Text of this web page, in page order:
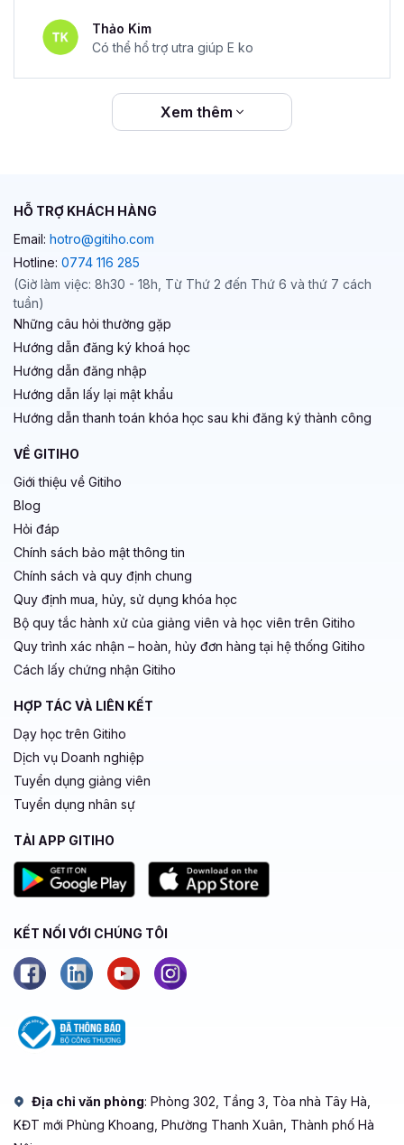
Thảo Kim
Có thể hổ trợ utra giúp E ko
Xem thêm
HỖ TRỢ KHÁCH HÀNG
Email: hotro@gitiho.com
Hotline: 0774 116 285
(Giờ làm việc: 8h30 - 18h, Từ Thứ 2 đến Thứ 6 và thứ 7 cách
tuần)
Những câu hỏi thường gặp
Hướng dẫn đăng ký khoá học
Hướng dẫn đăng nhập
Hướng dẫn lấy lại mật khẩu
Hướng dẫn thanh toán khóa học sau khi đăng ký thành công
VỀ GITIHO
Giới thiệu về Gitiho
Blog
Hỏi đáp
Chính sách bảo mật thông tin
Chính sách và quy định chung
Quy định mua, hủy, sử dụng khóa học
Bộ quy tắc hành xử của giảng viên và học viên trên Gitiho
Quy trình xác nhận – hoàn, hủy đơn hàng tại hệ thống Gitiho
Cách lấy chứng nhận Gitiho
HỢP TÁC VÀ LIÊN KẾT
Dạy học trên Gitiho
Dịch vụ Doanh nghiệp
Tuyển dụng giảng viên
Tuyển dụng nhân sự
TẢI APP GITIHO
KẾT NỐI VỚI CHÚNG TÔI
Địa chỉ văn phòng: Phòng 302, Tầng 3, Tòa nhà Tây Hà,
KĐT mới Phùng Khoang, Phường Thanh Xuân, Thành phố Hà